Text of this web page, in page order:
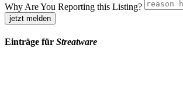
Why Are You Reporting this Listing?
jetzt melden
Einträge für Streatware